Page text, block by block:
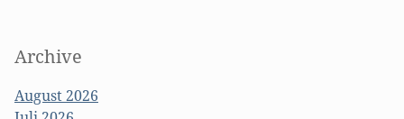
Archive
August 2026